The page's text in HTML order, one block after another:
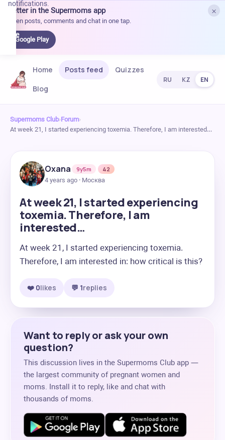
×
Better in the Supermoms app
Open posts, comments and chat in one tap.
Google Play
notifications.
Home Posts feed
Quizzes
Blog
RU KZ EN
Supermoms Club›Forum›
At week 21, I started experiencing toxemia. Therefore, I am interested…
Oxana 9y5m
42
4 years ago · Москва
At week 21, I started experiencing
toxemia. Therefore, I am
interested…
At week 21, I started experiencing toxemia.
Therefore, I am interested in: how critical is this?
❤️ 0likes 💬 1replies
Want to reply or ask your own
question?
This discussion lives in the Supermoms Club app —
the largest community of pregnant women and
moms. Install it to reply, like and chat with
thousands of moms.